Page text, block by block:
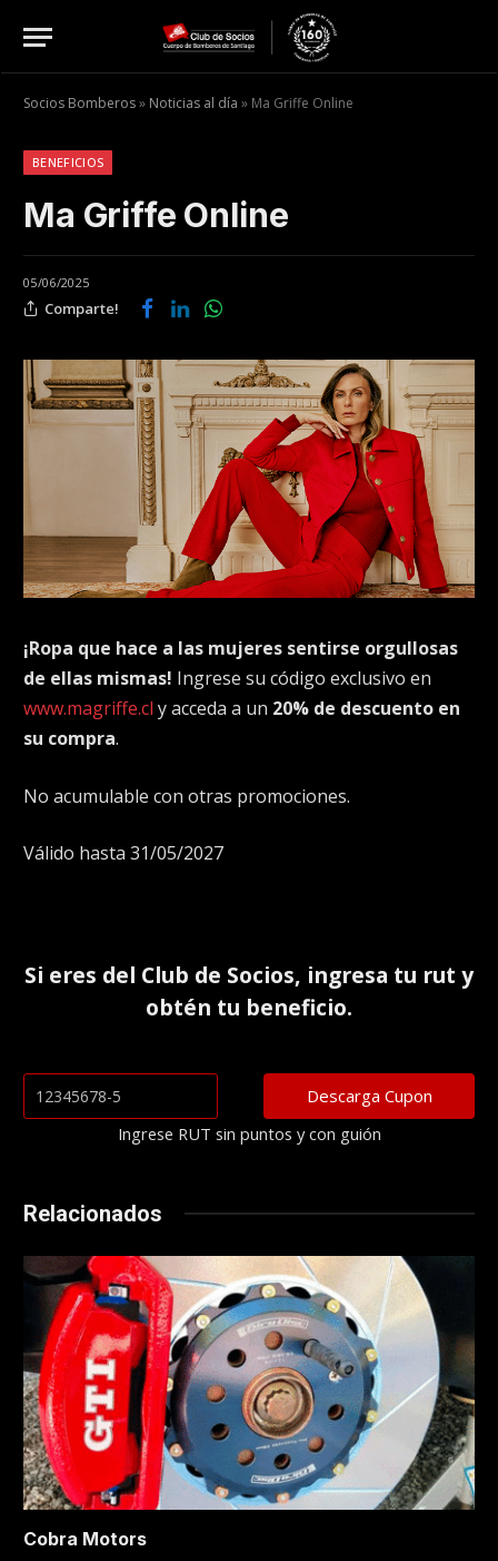
Socios Bomberos» Noticias al día » Ma Griffe Online
BENEFICIOS
Ma Griffe Online
05/06/2025
Comparte!
¡Ropa que hace a las mujeres sentirse orgullosas
de ellas mismas! Ingrese su código exclusivo en
www.magriffe.cl y acceda a un 20% de descuento en
su compra.
No acumulable con otras promociones.
Válido hasta 31/05/2027
Si eres del Club de Socios, ingresa tu rut y
obtén tu beneficio.
Ingrese RUT sin puntos y con guión
Relacionados
Cobra Motors